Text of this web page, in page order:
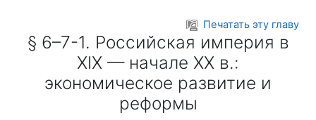
Печатать эту главу
§ 6–7-1. Российская империя в
XIX — начале XX в.:
экономическое развитие и
реформы